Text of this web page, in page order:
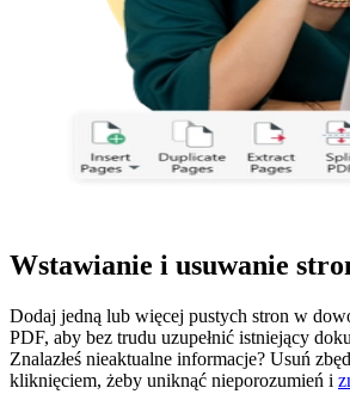
Wstawianie i usuwanie
Dodaj jedną lub więcej pustych stron w
PDF, aby bez trudu uzupełnić istniejący
Znalazłeś nieaktualne informacje? Usuń
kliknięciem, żeby uniknąć nieporozumień i